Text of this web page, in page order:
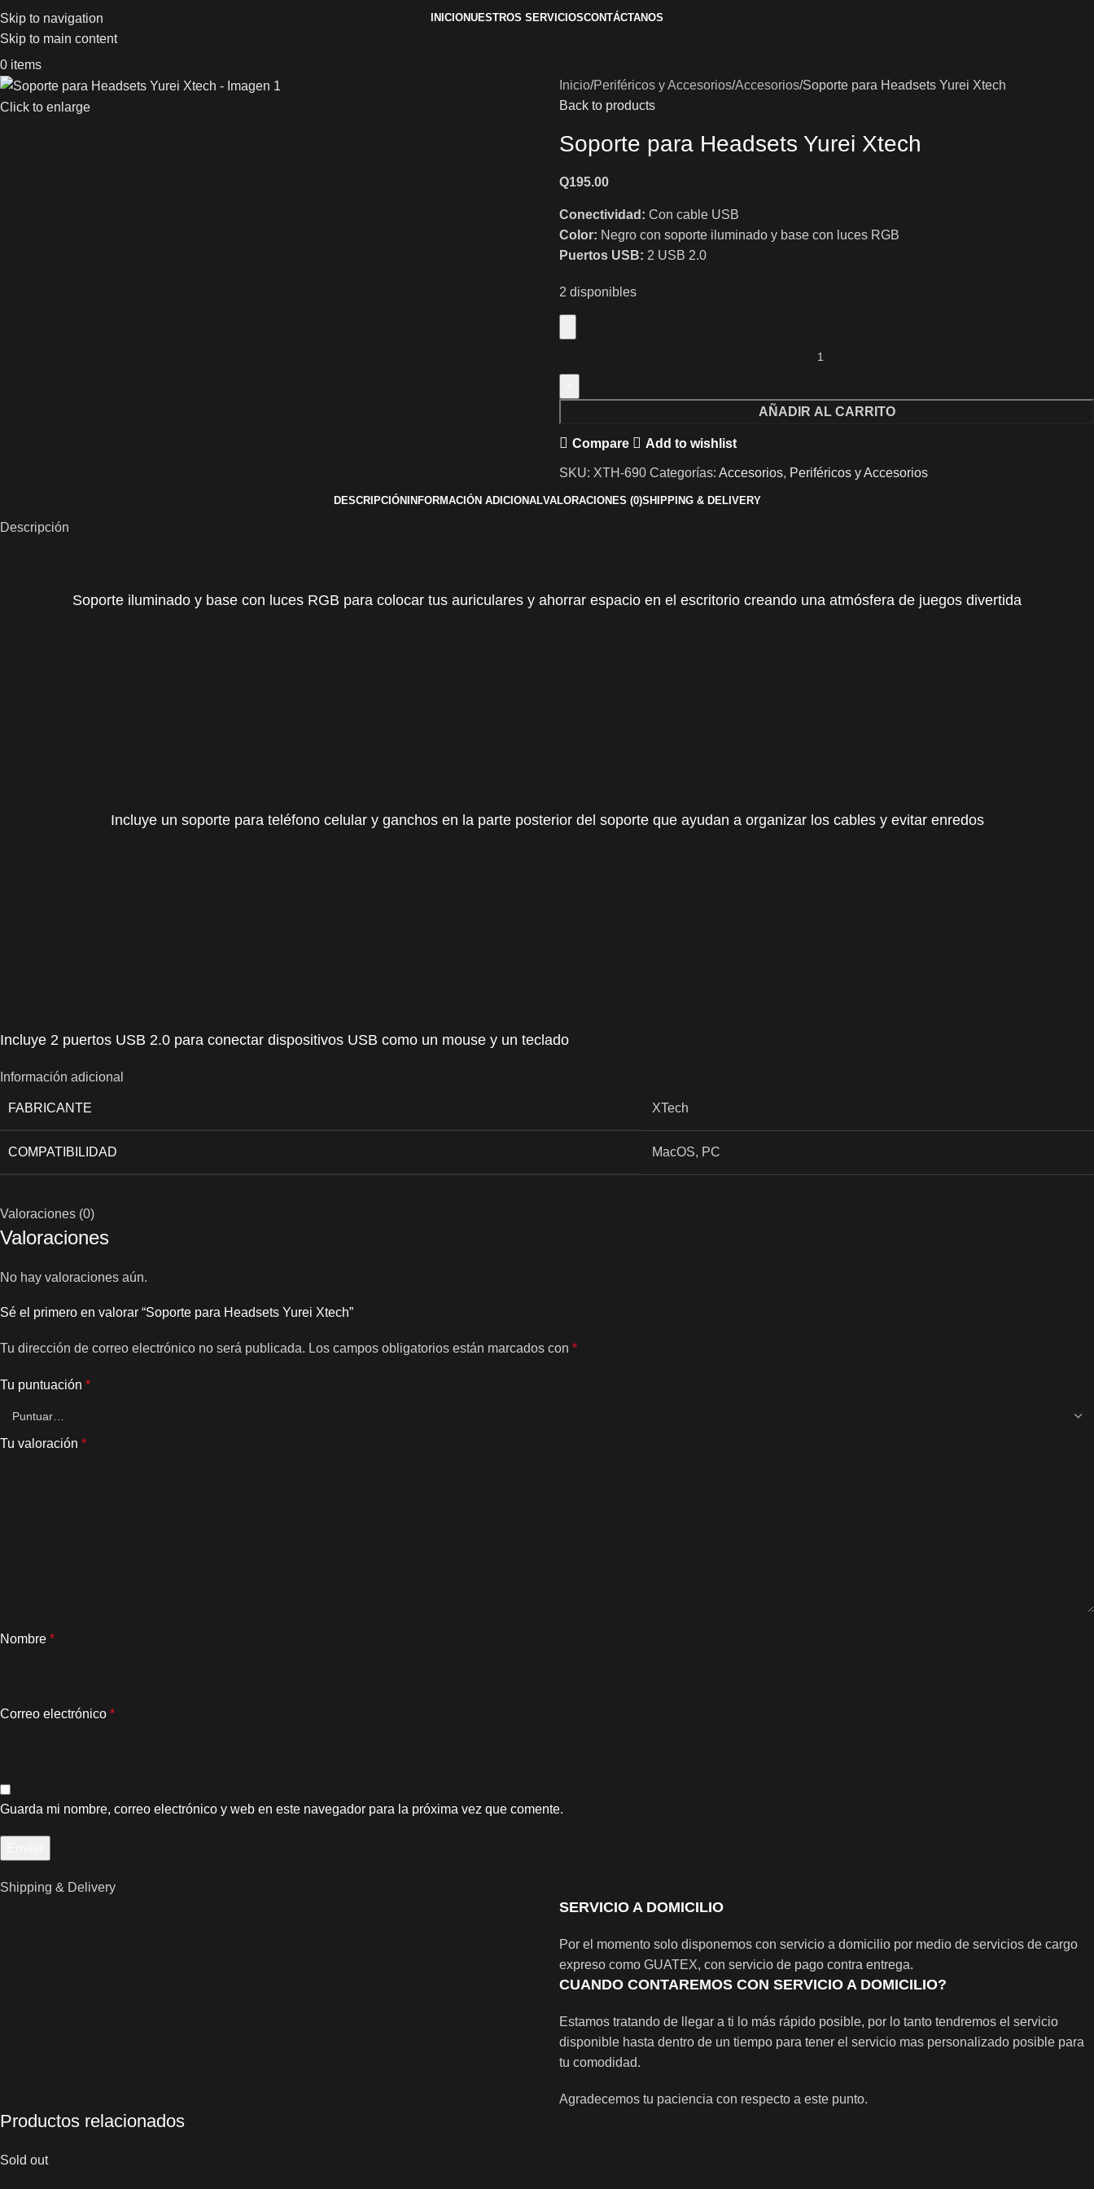
Skip to navigation
Skip to main content
INICIONUESTROS SERVICIOSCONTÁCTANOS
0 items
Click to enlarge
Inicio Periféricos y Accesorios Accesorios Soporte para Headsets Yurei Xtech
Back to products
Soporte para Headsets Yurei Xtech
Q195.00
Conectividad: Con cable USB
Color: Negro con soporte iluminado y base con luces RGB
Puertos USB: 2 USB 2.0
2 disponibles
AÑADIR AL CARRITO
Compare Add to wishlist
SKU: XTH-690 Categorías: Accesorios, Periféricos y Accesorios
DESCRIPCIÓNINFORMACIÓN ADICIONALVALORACIONES (0)SHIPPING & DELIVERY
Descripción
Soporte iluminado y base con luces RGB para colocar tus auriculares y ahorrar espacio en el escritorio creando una atmósfera de juegos divertida
Incluye un soporte para teléfono celular y ganchos en la parte posterior del soporte que ayudan a organizar los cables y evitar enredos
Incluye 2 puertos USB 2.0 para conectar dispositivos USB como un mouse y un teclado
Información adicional
FABRICANTE XTech
COMPATIBILIDAD MacOS, PC
Valoraciones (0)
Valoraciones
No hay valoraciones aún.
Sé el primero en valorar “Soporte para Headsets Yurei Xtech”
Tu dirección de correo electrónico no será publicada. Los campos obligatorios están marcados con *
Tu puntuación *
Tu valoración *
Nombre *
Correo electrónico *
Guarda mi nombre, correo electrónico y web en este navegador para la próxima vez que comente.
Shipping & Delivery
SERVICIO A DOMICILIO
Por el momento solo disponemos con servicio a domicilio por medio de servicios de cargo
expreso como GUATEX, con servicio de pago contra entrega.
CUANDO CONTAREMOS CON SERVICIO A DOMICILIO?
Estamos tratando de llegar a ti lo más rápido posible, por lo tanto tendremos el servicio
disponible hasta dentro de un tiempo para tener el servicio mas personalizado posible para
tu comodidad.
Agradecemos tu paciencia con respecto a este punto.
Productos relacionados
Sold out